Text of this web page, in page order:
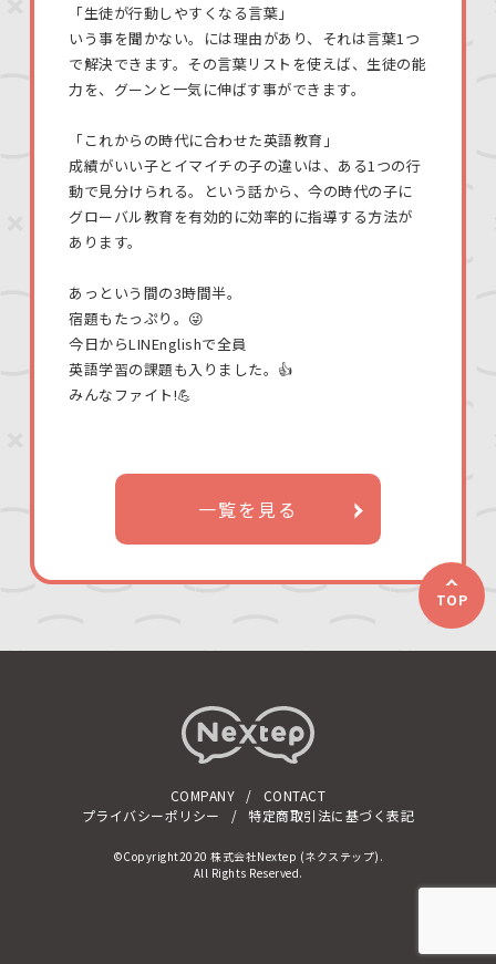
「生徒が行動しやすくなる言葉」
いう事を聞かない。には理由があり、それは言葉1つ
で解決できます。その言葉リストを使えば、生徒の能
力を、グーンと一気に伸ばす事ができます。
「これからの時代に合わせた英語教育」
成績がいい子とイマイチの子の違いは、ある1つの行
動で見分けられる。という話から、今の時代の子に
グローバル教育を有効的に効率的に指導する方法が
あります。
あっという間の3時間半。
宿題もたっぷり。😜
今日からLINEnglishで全員
英語学習の課題も入りました。👍
みんなファイト!💪
一覧を見る
TOP
COMPANY
CONTACT
プライバシーポリシー
特定商取引法に基づく表記
©Copyright2020 株式会社Nextep (ネクステップ).
All Rights Reserved.